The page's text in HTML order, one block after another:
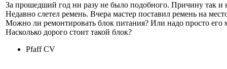
За прошедший год ни разу не было подобного. Причину так и
Недавно слетел ремень. Вчера мастер поставил ремень на
Можно ли ремонтировать блок питания? Или надо просто его
Насколько дорого стоит такой блок?
Pfaff CV